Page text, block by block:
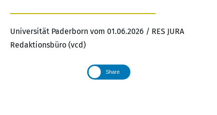
Universität Paderborn vom 01.06.2026 / RES JURA
Redaktionsbüro (vcd)
Share